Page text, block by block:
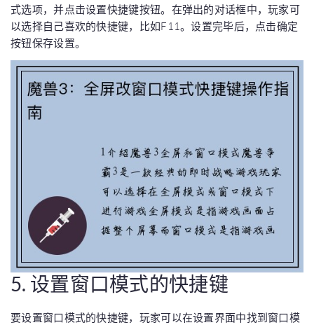
式选项，并点击设置快捷键按钮。在弹出的对话框中，玩家可
以选择自己喜欢的快捷键，比如F11。设置完毕后，点击确定
按钮保存设置。
5. 设置窗口模式的快捷键
要设置窗口模式的快捷键，玩家可以在设置界面中找到窗口模